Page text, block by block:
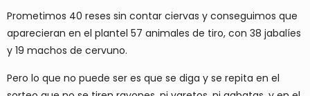
Prometimos 40 reses sin contar ciervas y conseguimos que
aparecieran en el plantel 57 animales de tiro, con 38 jabalíes
y 19 machos de cervuno.
Pero lo que no puede ser es que se diga y se repita en el